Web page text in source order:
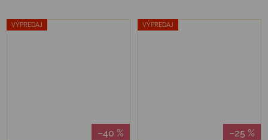
VÝPREDAJ
–40 %
VÝPREDAJ
–25 %